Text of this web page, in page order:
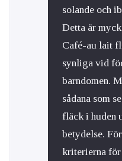
solande och
Detta är
Café-au lait
synliga vid
barndomen.
sådana som
fläck i huden
betydelse.
kriterierna